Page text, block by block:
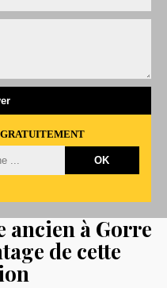
ancien à Gorre
de cette